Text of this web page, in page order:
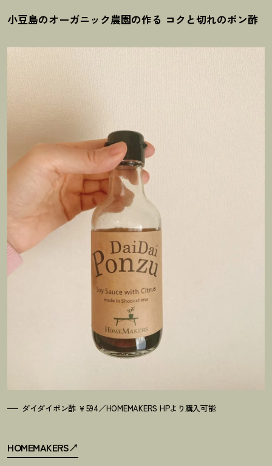
小豆島のオーガニック農園の作る コクと切れのポン酢
ダイダイポン酢 ￥594／HOMEMAKERS HPより購入可能
HOMEMAKERS